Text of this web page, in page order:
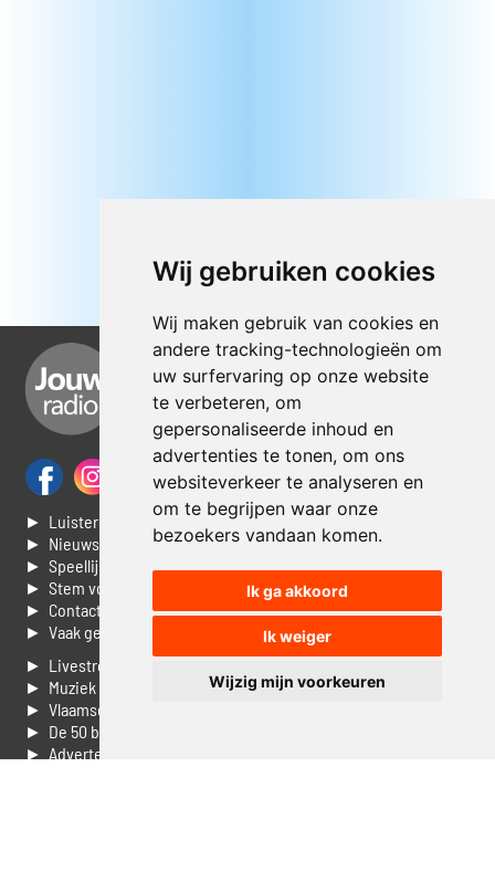
Wij gebruiken cookies
Wij maken gebruik van cookies en
andere tracking-technologieën om
uw surfervaring op onze website
te verbeteren, om
gepersonaliseerde inhoud en
advertenties te tonen, om ons
websiteverkeer te analyseren en
om te begrijpen waar onze
bezoekers vandaan komen.
Ik ga akkoord
Ik weiger
Wijzig mijn voorkeuren
► Luisteren naar Jouwradio
► Nieuws
► Speellijst
► Stem voor de Dag top 3
► Contacteer ons
► Vaak gestelde vragen
► Livestream informatie
► Muziek opzoeken
► Vlaamse 100 Aller tijden
► De 50 beste van...
► Adverteren op Jouwradio